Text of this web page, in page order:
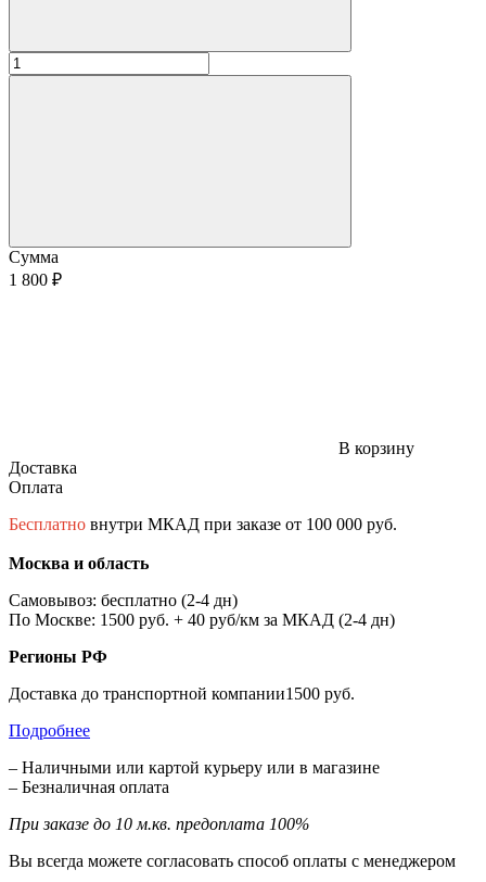
Сумма
1 800 ₽
В корзину
Доставка
Оплата
Бесплатно внутри МКАД при заказе от 100 000 руб.
Москва и область
Самовывоз: бесплатно (2-4 дн)
По Москве: 1500 руб. + 40 руб/км за МКАД (2-4 дн)
Регионы РФ
Доставка до транспортной компании1500 руб.
Подробнее
– Наличными или картой курьеру или в магазине
– Безналичная оплата
При заказе до 10 м.кв. предоплата 100%
Вы всегда можете согласовать способ оплаты с менеджером